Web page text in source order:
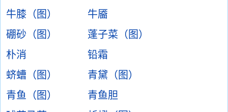
牛膝（图）
牛靥
硼砂（图）
蓬子菜（图）
朴消
铅霜
蛴螬（图）
青黛（图）
青鱼（图）
青鱼胆